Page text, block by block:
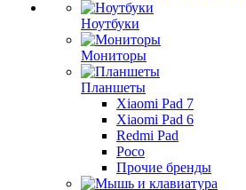
Ноутбуки
Мониторы
Планшеты
Xiaomi Pad 7
Xiaomi Pad 6
Redmi Pad
Poco
Прочие бренды